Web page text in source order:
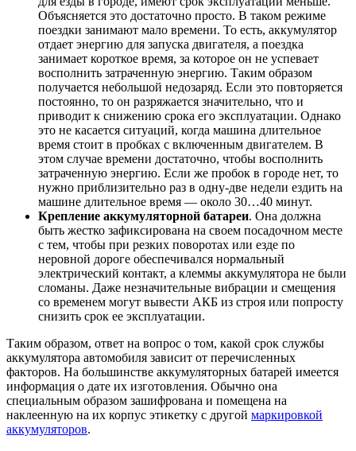
Объясняется это достаточно просто. В таком режиме
поездки занимают мало времени. То есть, аккумулятор
отдает энергию для запуска двигателя, а поездка
занимает короткое время, за которое он не успевает
восполнить затраченную энергию. Таким образом
получается небольшой недозаряд. Если это повторяется
постоянно, то он разряжается значительно, что и
приводит к снижению срока его эксплуатации. Однако
это не касается ситуаций, когда машина длительное
время стоит в пробках с включенным двигателем. В
этом случае времени достаточно, чтобы восполнить
затраченную энергию. Если же пробок в городе нет, то
нужно приблизительно раз в одну-две недели ездить на
машине длительное время — около 30…40 минут.
Крепление аккумуляторной батареи. Она должна
быть жестко зафиксирована на своем посадочном месте
с тем, чтобы при резких поворотах или езде по
неровной дороге обеспечивался нормальный
электрический контакт, а клеммы аккумулятора не были
сломаны. Даже незначительные вибрации и смещения
со временем могут вывести АКБ из строя или попросту
снизить срок ее эксплуатации.
Таким образом, ответ на вопрос о том, какой срок службы
аккумулятора автомобиля зависит от перечисленных
факторов. На большинстве аккумуляторных батарей имеется
информация о дате их изготовления. Обычно она
специальным образом зашифрована и помещена на
наклеенную на их корпус этикетку с другой маркировкой
аккумуляторов.